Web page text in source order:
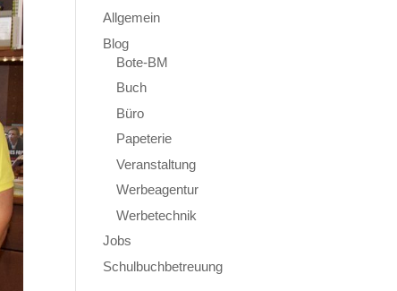
Allgemein
Blog
Bote-BM
Buch
Büro
Papeterie
Veranstaltung
Werbeagentur
Werbetechnik
Jobs
Schulbuchbetreuung